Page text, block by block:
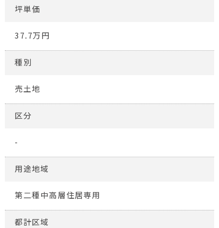
坪単価
37.7万円
種別
売土地
区分
-
用途地域
第二種中高層住居専用
都計区域